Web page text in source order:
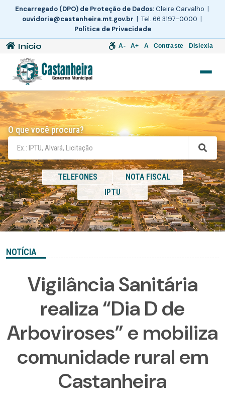
Encarregado (DPO) de Proteção de Dados:Cleire Carvalho |
ouvidoria@castanheira.mt.gov.br | Tel. 66 3197-0000 |
Política de Privacidade
Início A- A+ A Contraste Dislexia
O que você procura?
TELEFONES
NOTA FISCAL
IPTU
NOTÍCIA
Vigilância Sanitária
realiza “Dia D de
Arboviroses” e mobiliza
comunidade rural em
Castanheira